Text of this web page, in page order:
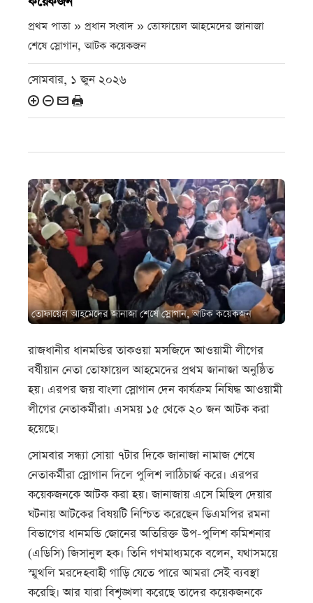
প্রথম পাতা » প্রধান সংবাদ » তোফায়েল আহমেদের জানাজা
শেষে স্লোগান, আটক কয়েকজন
সোমবার, ১ জুন ২০২৬
তোফায়েল আহমেদের জানাজা শেষে স্লোগান, আটক কয়েকজন
রাজধানীর ধানমন্ডির তাকওয়া মসজিদে আওয়ামী লীগের
বর্ষীয়ান নেতা তোফায়েল আহমেদের প্রথম জানাজা অনুষ্ঠিত
হয়। এরপর জয় বাংলা স্লোগান দেন কার্যক্রম নিষিদ্ধ আওয়ামী
লীগের নেতাকর্মীরা। এসময় ১৫ থেকে ২০ জন আটক করা
হয়েছে।
সোমবার সন্ধ্যা সোয়া ৭টার দিকে জানাজা নামাজ শেষে
নেতাকর্মীরা স্লোগান দিলে পুলিশ লাঠিচার্জ করে। এরপর
কয়েকজনকে আটক করা হয়। জানাজায় এসে মিছিল দেয়ার
ঘটনায় আটকের বিষয়টি নিশ্চিত করেছেন ডিএমপির রমনা
বিভাগের ধানমন্ডি জোনের অতিরিক্ত উপ-পুলিশ কমিশনার
(এডিসি) জিসানুল হক। তিনি গণমাধ্যমকে বলেন, যথাসময়ে
স্মুথলি মরদেহবাহী গাড়ি যেতে পারে আমরা সেই ব্যবস্থা
করেছি। আর যারা বিশৃঙ্খলা করেছে তাদের কয়েকজনকে